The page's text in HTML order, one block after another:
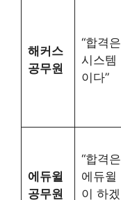
해커스
공무원
“합격은
시스템
이다”
에듀윌
공무원
“합격은
에듀윌
이 하겠